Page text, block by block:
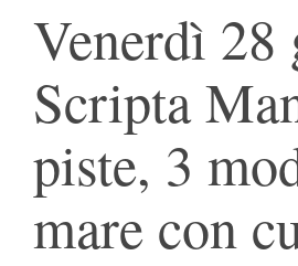
Venerdì 28
Scripta
piste, 3
mare con